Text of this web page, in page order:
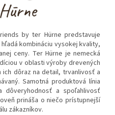
by ter Hürne predstavuje
kombináciu vysokej kvality,
ceny. Ter Hürne je nemecká
v oblasti výroby drevených
ich dôraz na detail, trvanlivosť a
Samotná produktová línia
dôveryhodnosť a spoľahlivosť
prináša o niečo prístupnejší
zákazníkov.